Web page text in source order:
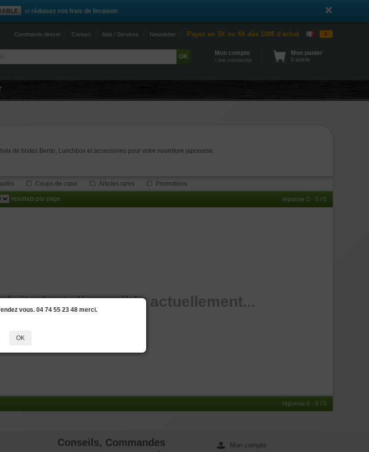
et réduisez vos frais de livraison
Commande directe Contact Aide / Services Newsletter Payez en 3X ou 4X dès 100€ d'achat €
Mon compte
› me connecter
Mon panier
0 article
de boites Bento, Lunchbox et accessoires pour votre nourriture japonaise.
Coups de cœur Articles rares Promotions
résultats par page réponse 0 - 0 / 0
n'est disponible actuellement...
réponse 0 - 0 / 0
Conseils, Commandes Mon compte
vous. 04 74 55 23 48 merci.
OK